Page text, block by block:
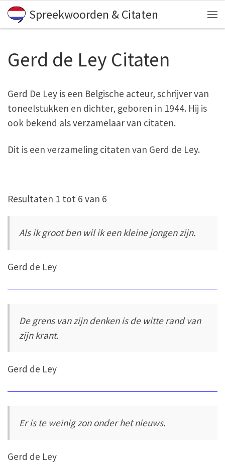
Skip to content
Spreekwoorden & Citaten
Gerd de Ley Citaten
Gerd De Ley is een Belgische acteur, schrijver van
toneelstukken en dichter, geboren in 1944. Hij is
ook bekend als verzamelaar van citaten.
Dit is een verzameling citaten van Gerd de Ley.
Resultaten 1 tot 6 van 6
Als ik groot ben wil ik een kleine jongen zijn.
Gerd de Ley
De grens van zijn denken is de witte rand van
zijn krant.
Gerd de Ley
Er is te weinig zon onder het nieuws.
Gerd de Ley